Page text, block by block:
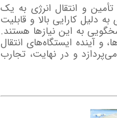
تأمین و انتقال انرژی به یک
دلیل کارایی بالا و قابلیت
به این نیازها هستند.
آینده ایستگاه‌های انتقال
و در نهایت، تجارب